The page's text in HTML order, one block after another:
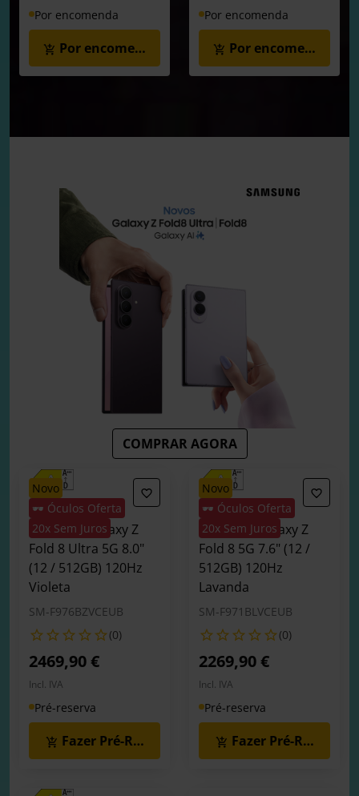
Por encomenda
Por encomenda
Por encomenda
Por encomenda
novo
🕶️ Óculos Oferta
20x Sem Juros
Smartphone
Samsung Galaxy Z
Fold 8 Ultra 5G 8.0"
(12 / 512GB) 120Hz
Violeta
SM-F976BZVCEUB
(0)
2469,90 €
Incl. IVA
Pré-reserva
Fazer Pré-Reserva
novo
🕶️ Óculos Oferta
20x Sem Juros
Smartphone
Samsung Galaxy Z
Fold 8 5G 7.6" (12 /
512GB) 120Hz
Lavanda
SM-F971BLVCEUB
(0)
2269,90 €
Incl. IVA
Pré-reserva
Fazer Pré-Reserva
COMPRAR AGORA